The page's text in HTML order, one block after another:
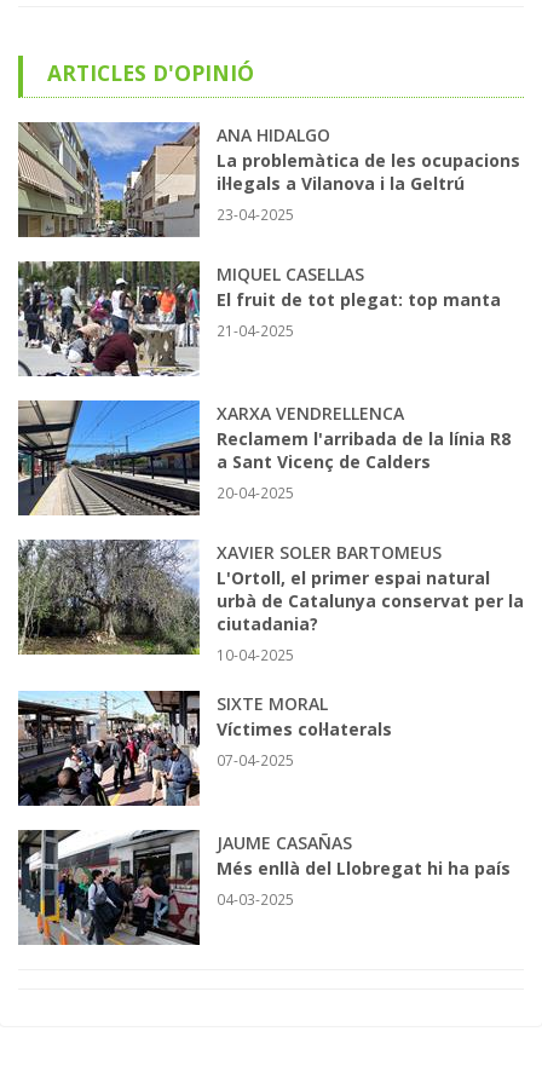
ARTICLES D'OPINIÓ
ANA HIDALGO
La problemàtica de les ocupacions
il·legals a Vilanova i la Geltrú
23-04-2025
MIQUEL CASELLAS
El fruit de tot plegat: top manta
21-04-2025
XARXA VENDRELLENCA
Reclamem l'arribada de la línia R8
a Sant Vicenç de Calders
20-04-2025
XAVIER SOLER BARTOMEUS
L'Ortoll, el primer espai natural
urbà de Catalunya conservat per la
ciutadania?
10-04-2025
SIXTE MORAL
Víctimes col·laterals
07-04-2025
JAUME CASAÑAS
Més enllà del Llobregat hi ha país
04-03-2025